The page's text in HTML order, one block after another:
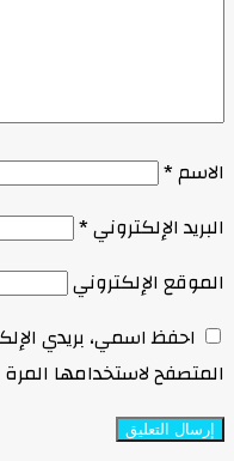
*
الإلكتروني*
الإلكتروني
احفظ اسمي، بريدي
لاستخدامها المرة